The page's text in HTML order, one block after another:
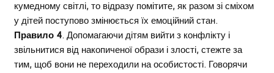
кумедному світлі, то відразу помітите, як разом зі сміхом
у дітей поступово змінюється їх емоційний стан.
Правило 4. Допомагаючи дітям вийти з конфлікту і
звільнитися від накопиченої образи і злості, стежте за
тим, щоб вони не переходили на особистості. Говорячи